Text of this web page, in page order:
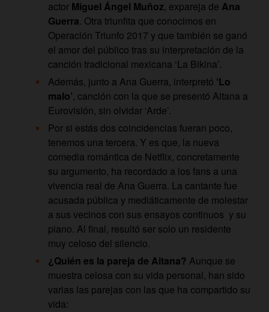
actor Miguel Ángel Muñoz, expareja de Ana
Guerra. Otra triunfita que conocimos en
Operación Triunfo 2017 y que también se ganó
el amor del público tras su interpretación de la
canción tradicional mexicana ‘La Bikina’.
Además, junto a Ana Guerra, interpretó ‘Lo
malo’, canción con la que se presentó Aitana a
Eurovisión, sin olvidar ‘Arde’.
Por si estás dos coincidencias fueran poco,
tenemos una tercera. Y es que, la nueva
comedia romántica de Netflix, concretamente
su argumento, ha recordado a los fans a una
vivencia real de Ana Guerra. La cantante fue
acusada pública y mediáticamente de molestar
a sus vecinos con sus ensayos continuos y su
piano. Al final, resultó ser solo un residente
muy celoso del silencio.
¿Quién es la pareja de Aitana? Aunque se
muestra celosa con su vida personal, han sido
varias las parejas con las que ha compartido su
vida: